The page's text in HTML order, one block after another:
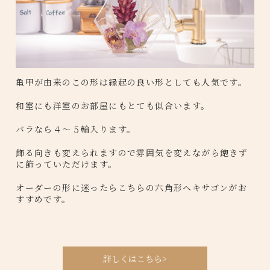
亀甲が由来のこの形は縁起の良い形としても人気です。
和室にも洋室のお部屋にもとても似合います。
バラなら４〜５輪入ります。
飾る向きも変えられますので雰囲気を変えながら飽きず
に飾っていただけます。
オーダーの形に迷ったらこちらの六角形ヘキサゴンがお
すすめです。
詳しくはこちら>